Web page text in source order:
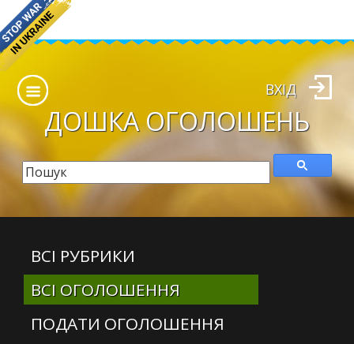
ДОШКАОГОЛОШЕНЬ
ВХІД
ВСІ РУБРИКИ
ВСІ ОГОЛОШЕННЯ
ПОДАТИ ОГОЛОШЕННЯ